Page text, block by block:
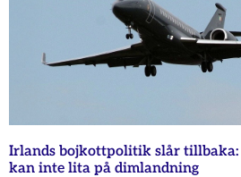
Irlands bojkottpolitik slår tillbaka:
kan inte lita på dimlandning